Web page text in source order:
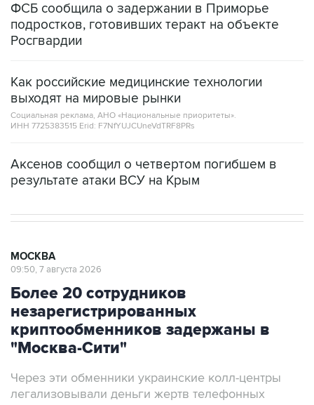
ФСБ сообщила о задержании в Приморье
подростков, готовивших теракт на объекте
Росгвардии
Как российские медицинские технологии
выходят на мировые рынки
Социальная реклама, АНО «Национальные приоритеты».
ИНН 7725383515 Erid: F7NfYUJCUneVdTRF8PRs
Аксенов сообщил о четвертом погибшем в
результате атаки ВСУ на Крым
МОСКВА
09:50, 7 августа 2026
Более 20 сотрудников
незарегистрированных
криптообменников задержаны в
"Москва-Сити"
Через эти обменники украинские колл-центры
легализовывали деньги жертв телефонных